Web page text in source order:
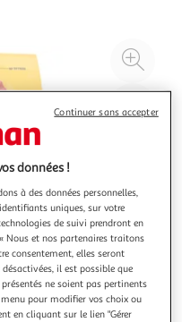
à
données !
à des données personnelles,
uniques, sur votre
de suivi prendront en
Nous et nos partenaires traitons
consentement, elles seront
il est possible que
ne soient pas pertinents
pour modifier vos choix ou
en cliquant sur le lien "Gérer
Continuer sans accepter